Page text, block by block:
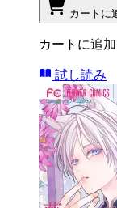
カートに
カートに追
試し読み